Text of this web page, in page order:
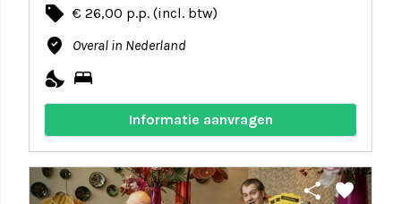
local_offer € 26,00 p.p. (incl. btw)
where_to_vote Overal in Nederland
nights_stay bed
Informatie aanvragen
share favorite